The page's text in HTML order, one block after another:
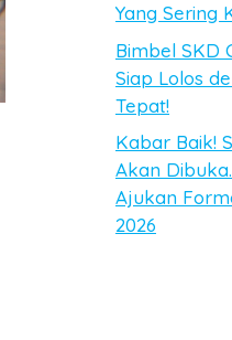
Yang Sering
Bimbel SKD
Siap Lolos
Tepat!
Kabar Baik!
Akan
Ajukan
2026